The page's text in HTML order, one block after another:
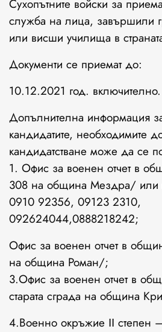
Сухопътните войски за
служба на лица, завършили
или висши училища в
Документи се приемат до:
10.12.2021 год. включително.
Допълнителна информация
кандидатите, необходимите
кандидатстване може да се
1. Офис за военен отчет в
308 на община Мездра/ или
0910 92356, 09123 2310,
092624044,0888218242;
Офис за военен отчет в
на община Роман/;
3.Офис за военен отчет в
старата сграда на община
4.Военно окръжие ІІ степен